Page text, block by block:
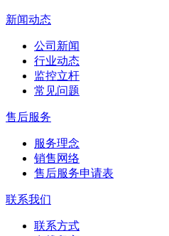
新闻动态
公司新闻
行业动态
监控立杆
常见问题
售后服务
服务理念
销售网络
售后服务申请表
联系我们
联系方式